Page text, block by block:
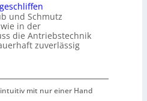
und Schmutz
in der
die Antriebstechnik
zuverlässig
mit nur einer Hand